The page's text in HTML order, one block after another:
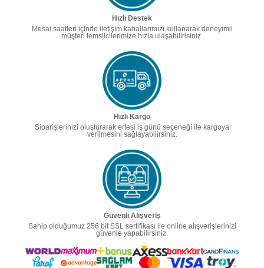
Hızlı Destek
Mesai saatleri içinde iletişim kanallarımızı kullanarak deneyimli
müşteri temsilcilerimize hızla ulaşabilirisiniz.
Hızlı Kargo
Siparişlerinizi oluşturarak ertesi iş günü seçeneği ile kargoya
verilmesini sağlayabilirsiniz.
Güvenli Alışveriş
Sahip olduğumuz 256 bit SSL sertifikası ile online alışverişlerinizi
güvenle yapabilirsiniz.